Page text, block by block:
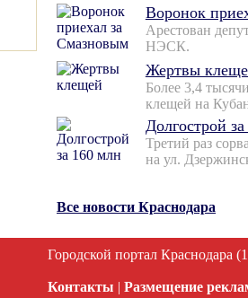
Воронок
Арестован
НЭСК.
Жертвы
Более 3,4
клещей на
Долгострой
Третий раз
на ул.
Все новости Краснодара
Городской портал Краснодара
Контакты | Размещение